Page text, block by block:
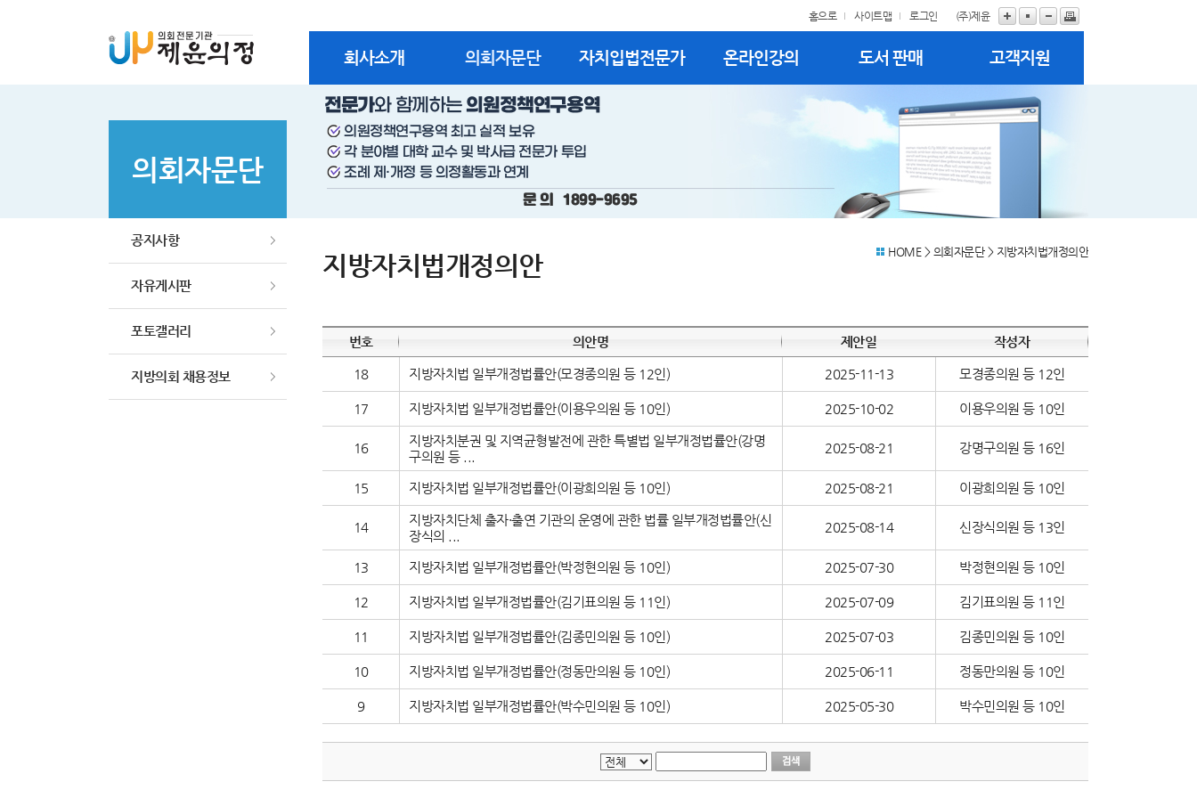
홈으로 사이트맵 로그인 (주)제윤
회사소개 의회자문단 자치입법전문가 온라인강의 도서 판매 고객지원
의회자문단
공지사항
자유게시판
포토갤러리
지방의회 채용정보
지방자치법개정의안 HOME> 의회자문단 > 지방자치법개정의안
번호 의안명 제안일
작성자
18
지방자치법 일부개정법률안(모경종의원 등 12인) 2025-11-13 모경종의원 등 12인
17 지방자치법 일부개정법률안(이용우의원 등 10인) 2025-10-02 이용우의원 등 10인
16
지방자치분권 및 지역균형발전에 관한 특별법 일부개정법률안(강명
구의원 등 ...
2025-08-21 강명구의원 등 16인
15 지방자치법 일부개정법률안(이광희의원 등 10인) 2025-08-21 이광희의원 등 10인
14
지방자치단체 출자·출연 기관의 운영에 관한 법률 일부개정법률안(신
장식의 ...
2025-08-14 신장식의원 등 13인
13 지방자치법 일부개정법률안(박정현의원 등 10인) 2025-07-30 박정현의원 등 10인
12 지방자치법 일부개정법률안(김기표의원 등 11인) 2025-07-09 김기표의원 등 11인
11 지방자치법 일부개정법률안(김종민의원 등 10인) 2025-07-03 김종민의원 등 10인
10 지방자치법 일부개정법률안(정동만의원 등 10인) 2025-06-11 정동만의원 등 10인
9 지방자치법 일부개정법률안(박수민의원 등 10인) 2025-05-30 박수민의원 등 10인